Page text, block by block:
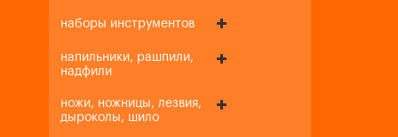
наборы инструментов
напильники, рашпили,
надфили
ножи, ножницы, лезвия,
дыроколы, шило